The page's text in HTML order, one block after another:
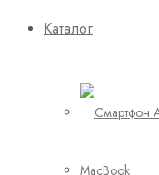
Каталог
MacBook